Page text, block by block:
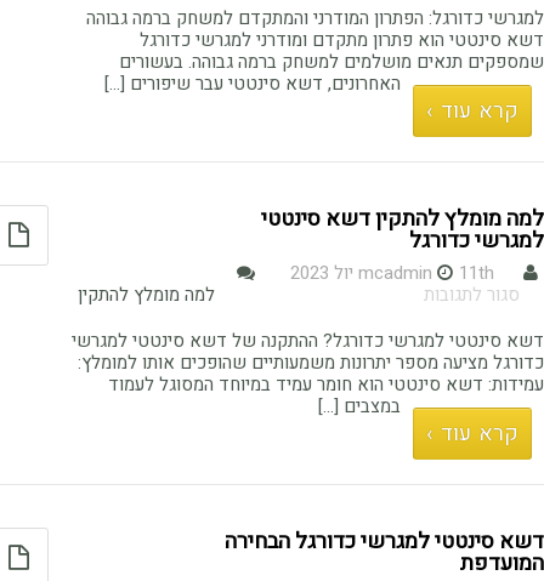
סינטטי
למגרשי
כדורגל:
הפתרון
למשחק
ברמה
למגרשי כדורגל: הפתרון המודרני והמתקדם למשחק ברמה גבוהה
דשא סינטטי הוא פתרון מתקדם ומודרני למגרשי כדורגל
שמספקים תנאים מושלמים למשחק ברמה גבוהה. בעשורים
האחרונים, דשא סינטטי עבר שיפורים [...]
קרא עוד ›
למה מומלץ להתקין דשא סינטטי
למגרשי כדורגל
mcadmin
11th יול 2023
סגור לתגובות
מומלץ
להתקין
דשא
סינטטי
למה מומלץ להתקין
דשא סינטטי למגרשי כדורגל? ההתקנה של דשא סינטטי למגרשי
כדורגל מציעה מספר יתרונות משמעותיים שהופכים אותו למומלץ:
עמידות: דשא סינטטי הוא חומר עמיד במיוחד המסוגל לעמוד
במצבים [...]
קרא עוד ›
דשא סינטטי למגרשי כדורגל הבחירה
המועדפת